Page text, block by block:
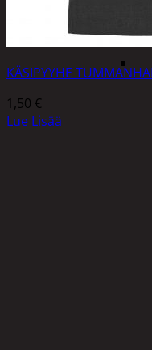
KÄSIPYYHE
1,50 €
Lue Lisää